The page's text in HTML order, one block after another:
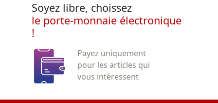
Soyez libre, choissez
le porte-monnaie électronique
!
Payez uniquement
pour les articles qui
vous intéressent